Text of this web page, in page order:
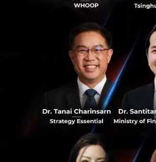
1
401